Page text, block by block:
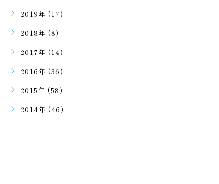
2019年 (17)
2018年 (8)
2017年 (14)
2016年 (36)
2015年 (58)
2014年 (46)